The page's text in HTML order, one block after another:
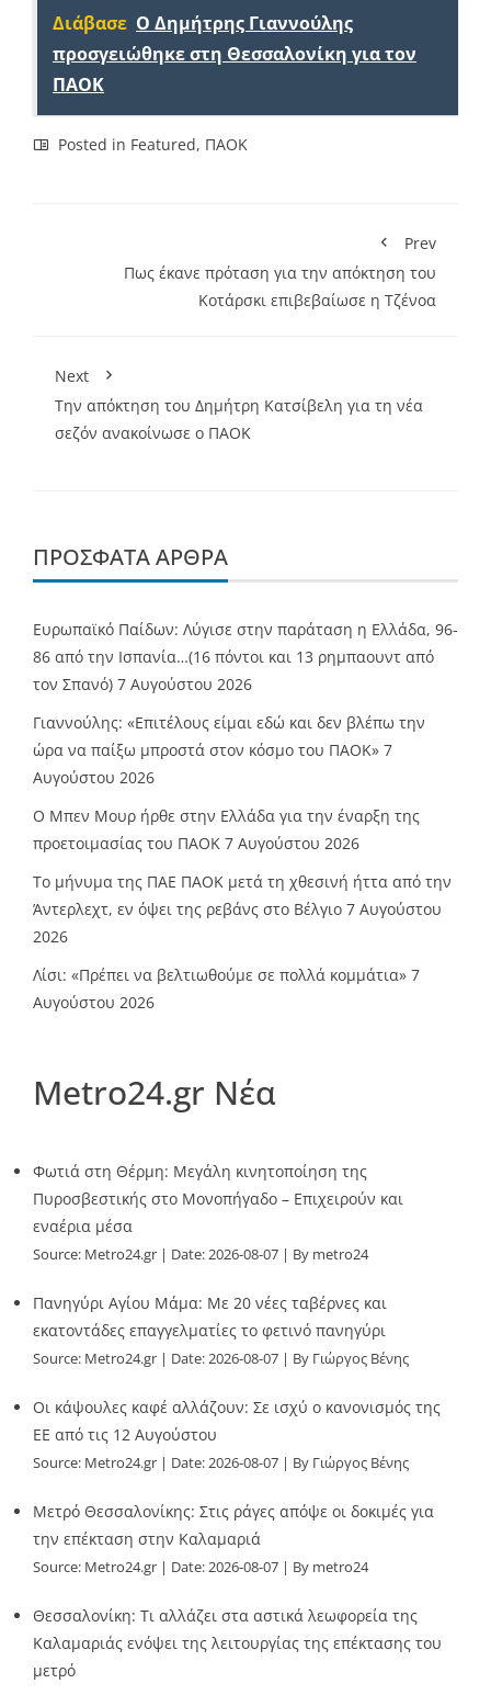
Διάβασε Ο Δημήτρης Γιαννούλης
προσγειώθηκε στη Θεσσαλονίκη για τον
ΠΑΟΚ
Posted in Featured, ΠΑΟΚ
Prev
Πως έκανε πρόταση για την απόκτηση του
Κοτάρσκι επιβεβαίωσε η Τζένοα
Next
Την απόκτηση του Δημήτρη Κατσίβελη για τη νέα
σεζόν ανακοίνωσε ο ΠΑΟΚ
ΠΡΌΣΦΑΤΑ ΆΡΘΡΑ
Ευρωπαϊκό Παίδων: Λύγισε στην παράταση η Ελλάδα, 96-
86 από την Ισπανία…(16 πόντοι και 13 ρημπαουντ από
τον Σπανό) 7 Αυγούστου 2026
Γιαννούλης: «Επιτέλους είμαι εδώ και δεν βλέπω την
ώρα να παίξω μπροστά στον κόσμο του ΠΑΟΚ» 7
Αυγούστου 2026
O Mπεν Μουρ ήρθε στην Ελλάδα για την έναρξη της
προετοιμασίας του ΠΑΟΚ 7 Αυγούστου 2026
Το μήνυμα της ΠΑΕ ΠΑΟΚ μετά τη χθεσινή ήττα από την
Άντερλεχτ, εν όψει της ρεβάνς στο Βέλγιο 7 Αυγούστου
2026
Λίσι: «Πρέπει να βελτιωθούμε σε πολλά κομμάτια» 7
Αυγούστου 2026
Metro24.gr Νέα
Φωτιά στη Θέρμη: Μεγάλη κινητοποίηση της
Πυροσβεστικής στο Μονοπήγαδο – Επιχειρούν και
εναέρια μέσα
Source: Metro24.gr Date: 2026-08-07 By metro24
Πανηγύρι Αγίου Μάμα: Με 20 νέες ταβέρνες και
εκατοντάδες επαγγελματίες το φετινό πανηγύρι
Source: Metro24.gr Date: 2026-08-07 By Γιώργος Βένης
Οι κάψουλες καφέ αλλάζουν: Σε ισχύ ο κανονισμός της
ΕΕ από τις 12 Αυγούστου
Source: Metro24.gr Date: 2026-08-07 By Γιώργος Βένης
Μετρό Θεσσαλονίκης: Στις ράγες απόψε οι δοκιμές για
την επέκταση στην Καλαμαριά
Source: Metro24.gr Date: 2026-08-07 By metro24
Θεσσαλονίκη: Τι αλλάζει στα αστικά λεωφορεία της
Καλαμαριάς ενόψει της λειτουργίας της επέκτασης του
μετρό